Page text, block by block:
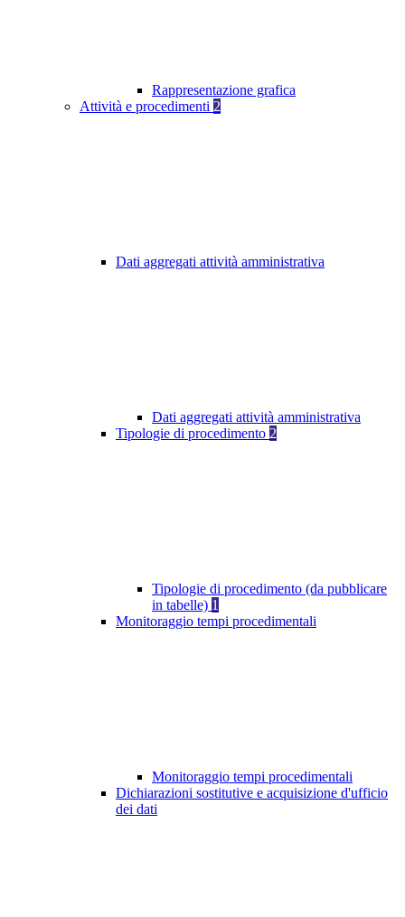
Rappresentazione grafica
Attività e procedimenti 2
Dati aggregati attività amministrativa
Dati aggregati attività amministrativa
Tipologie di procedimento 2
Tipologie di procedimento (da pubblicare
in tabelle) 1
Monitoraggio tempi procedimentali
Monitoraggio tempi procedimentali
Dichiarazioni sostitutive e acquisizione d'ufficio
dei dati